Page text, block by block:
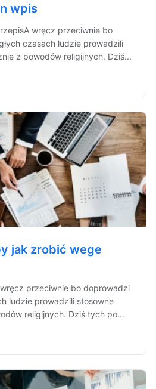
wpis
wręcz przeciwnie bo
czasach ludzie prowadzili
z powodów religijnych. Dziś...
jak zrobić wege
przeciwnie bo doprowadzi
ludzie prowadzili stosowne
religijnych. Dziś tych po...